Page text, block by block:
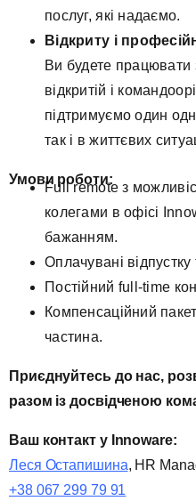
послуг, які надаємо.
Відкриту і
Ви будете
відкритій і
підтримуємо один
так і в життєвих
Умови роботи:
Full remote з
колегами в офісі
бажанням.
Оплачувані відпустку
Постійний full-time
Компенсаційний
частина.
Приєднуйтесь до нас,
разом із досвідченою
Ваш контакт у Innoware:
Леся Остапишина, HR
+38 067 299 79 91